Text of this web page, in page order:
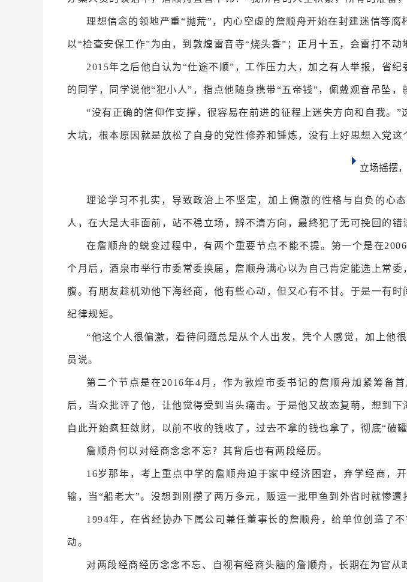
理想信念的领地严重“抛荒”，内心空虚的詹顺舟开始在封建迷信等
以“检查安保工作”为由，到敦煌雷音寺“烧头香”；正月十五，会雷打不动
2015年之后他自认为“仕途不顺”，工作压力大，加之有人举报，省
的同学，同学说他“犯小人”，指点他随身携带“五帝钱”，佩戴观音吊坠
“没有正确的信仰作支撑，很容易在前进的征程上迷失方向和自我。
大坑，根本原因就是放松了自身的党性修养和锤炼，没有上好思想入党
立场摇摆
理论学习不扎实，导致政治上不坚定，加上偏激的性格与自负的心
人，在大是大非面前，站不稳立场，辨不清方向，最终犯了无可挽回的错
在詹顺舟的蜕变过程中，有两个重要节点不能不提。第一个是在
个月后，酒泉市举行市委常委换届，詹顺舟满心以为自己肯定能选上常
腹。有朋友趁机劝他下海经商，他有些心动，但又心有不甘。于是一有
纪律规矩。
“他这个人很偏激，看待问题总是从个人出发，凭个人感觉，加上他
员说。
第二个节点是在2016年4月，作为敦煌市委书记的詹顺舟加紧筹备
后，当众批评了他，让他觉得受到当头痛击。于是他又故态复萌，想到
自此开始疯狂敛财，以前不收的钱收了，过去不拿的钱也拿了，彻底“破
詹顺舟何以对经商念念不忘？其背后也有两段经历。
16岁那年，考上重点中学的詹顺舟迫于家中经济困窘，弃学经商，
输，当“船老大”。没想到刚攒了两万多元，贩运一批甲鱼到外省时就惨
1994年，在省经协办下属公司兼任董事长的詹顺舟，给单位创造了
动。
对两段经商经历念念不忘、自视有经商头脑的詹顺舟，长期在为官